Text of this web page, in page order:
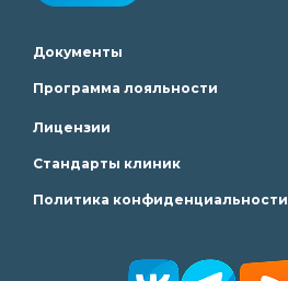
Документы
Программа лояльности
Лицензии
Стандарты клиник
Политика конфиденциальности